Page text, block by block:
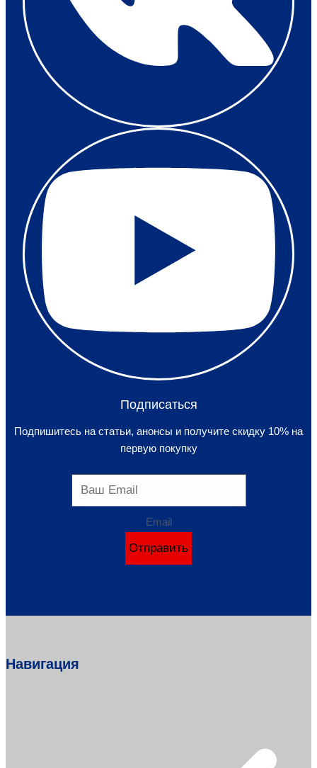
Подписаться
Подпишитесь на статьи, анонсы и получите скидку 10% на
первую покупку
Email
Отправить
Навигация